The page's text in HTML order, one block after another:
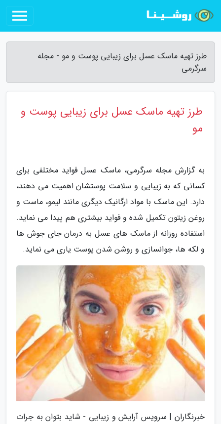
طرز تهیه ماسک عسل برای زیبایی پوست و مو - مجله
سرگرمی
طرز تهیه ماسک عسل برای زیبایی پوست و
مو
به گزارش مجله سرگرمی، ماسک عسل فواید مختلفی برای
کسانی که به زیبایی و سلامت پوستشان اهمیت می دهند،
دارد. این ماسک با مواد ارگانیک دیگری مانند لیمو، ماست و
روغن زیتون تکمیل شده و فواید بیشتری هم پیدا می نماید.
استفاده روزانه از ماسک های عسل به درمان جای جوش ها
و لکه ها، جوانسازی و روشن شدن پوست یاری می نماید.
خبرنگاران | سرویس آرایش و زیبایی - شاید بتوان به جرات